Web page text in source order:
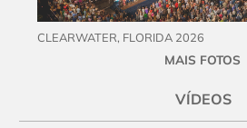
CLEARWATER, FLORIDA 2026
MAIS FOTOS
VÍDEOS